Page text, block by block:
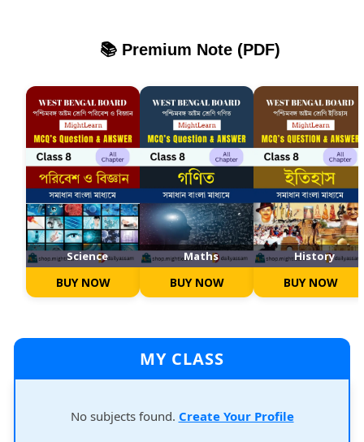
📚 Premium Note (PDF)
Science
BUY NOW
Maths
BUY NOW
History
BUY NOW
MY CLASS
No subjects found. Create Your Profile